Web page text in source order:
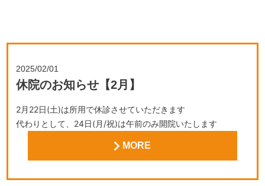
2025/02/01
休院のお知らせ【2月】
2月 22日(土)は所用で休診させていただきます
代わりとして、24日(月/祝)は午前のみ開院いたします
MORE